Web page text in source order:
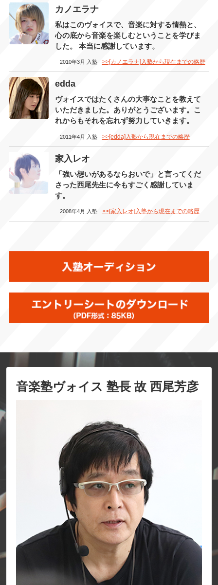
カノエラナ
私はこのヴォイスで、音楽に対する情熱と、
心の底から音楽を楽しむということを学びま
した。 本当に感謝しています。
2010年3月 入塾 >>[カノエラナ]入塾から現在までの略歴
edda
ヴォイスではたくさんの大事なことを教えて
いただきました。ありがとうございます。こ
れからもそれを忘れず努力していきます。
2011年4月 入塾 >>[edda]入塾から現在までの略歴
家入レオ
「強い想いがあるならおいで」と言ってくだ
さった西尾先生に今もすごく感謝していま
す。
2008年4月 入塾 >>[家入レオ]入塾から現在までの略歴
音楽塾ヴォイス 塾長 故 西尾芳彦